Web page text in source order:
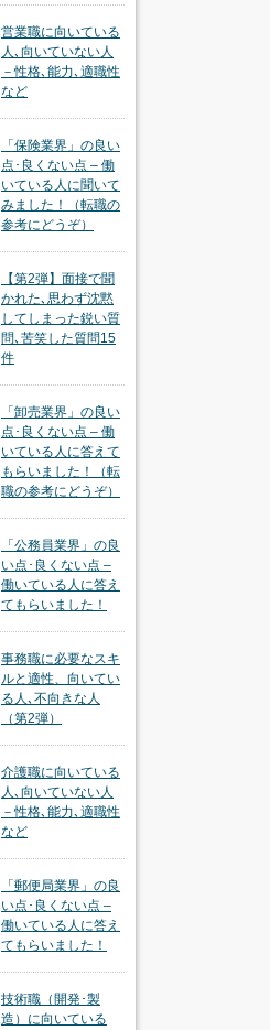
営業職に向いている
人､向いていない人
－性格､能力､適職性
など
「保険業界」の良い
点･良くない点 – 働
いている人に聞いて
みました！（転職の
参考にどうぞ）
【第2弾】面接で聞
かれた､思わず沈黙
してしまった鋭い質
問､苦笑した質問15
件
「卸売業界」の良い
点･良くない点 – 働
いている人に答えて
もらいました！（転
職の参考にどうぞ）
「公務員業界」の良
い点･良くない点 –
働いている人に答え
てもらいました！
事務職に必要なスキ
ルと適性、向いてい
る人､不向きな人
（第2弾）
介護職に向いている
人､向いていない人
－性格､能力､適職性
など
「郵便局業界」の良
い点･良くない点 –
働いている人に答え
てもらいました！
技術職（開発･製
造）に向いている